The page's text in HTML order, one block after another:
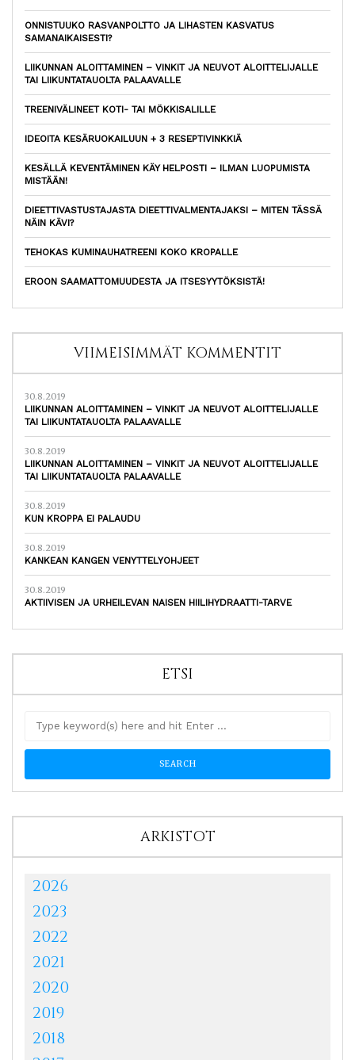
ONNISTUUKO RASVANPOLTTO JA LIHASTEN KASVATUS
SAMANAIKAISESTI?
LIIKUNNAN ALOITTAMINEN – VINKIT JA NEUVOT ALOITTELIJALLE
TAI LIIKUNTATAUOLTA PALAAVALLE
TREENIVÄLINEET KOTI- TAI MÖKKISALILLE
IDEOITA KESÄRUOKAILUUN + 3 RESEPTIVINKKIÄ
KESÄLLÄ KEVENTÄMINEN KÄY HELPOSTI – ILMAN LUOPUMISTA
MISTÄÄN!
DIEETTIVASTUSTAJASTA DIEETTIVALMENTAJAKSI – MITEN TÄSSÄ
NÄIN KÄVI?
TEHOKAS KUMINAUHATREENI KOKO KROPALLE
EROON SAAMATTOMUUDESTA JA ITSESYYTÖKSISTÄ!
VIIMEISIMMÄT KOMMENTIT
30.8.2019
LIIKUNNAN ALOITTAMINEN – VINKIT JA NEUVOT ALOITTELIJALLE
TAI LIIKUNTATAUOLTA PALAAVALLE
30.8.2019
LIIKUNNAN ALOITTAMINEN – VINKIT JA NEUVOT ALOITTELIJALLE
TAI LIIKUNTATAUOLTA PALAAVALLE
30.8.2019
KUN KROPPA EI PALAUDU
30.8.2019
KANKEAN KANGEN VENYTTELYOHJEET
30.8.2019
AKTIIVISEN JA URHEILEVAN NAISEN HIILIHYDRAATTI-TARVE
ETSI
ARKISTOT
2026
2023
2022
2021
2020
2019
2018